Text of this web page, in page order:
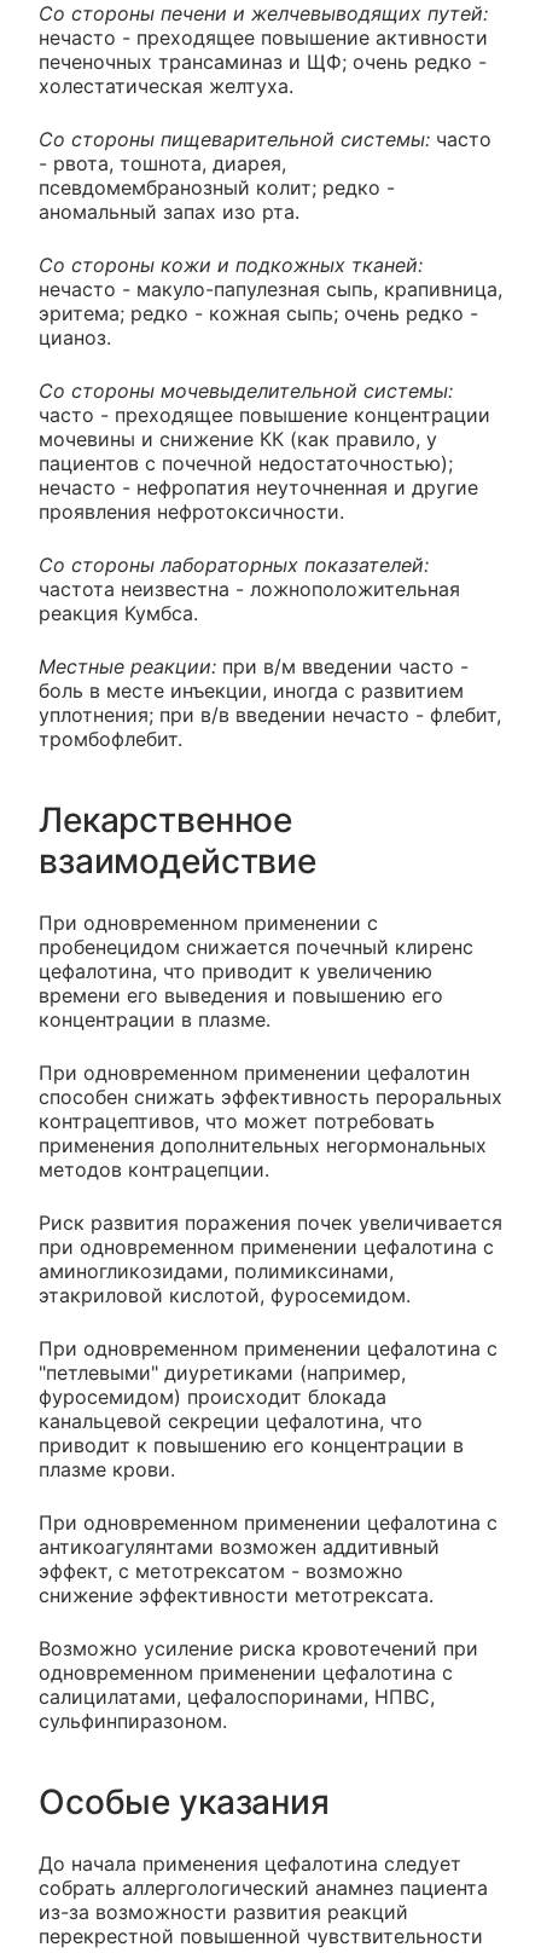
Со стороны печени и желчевыводящих путей:
нечасто - преходящее повышение активности
печеночных трансаминаз и ЩФ; очень редко -
холестатическая желтуха.
Со стороны пищеварительной системы: часто
- рвота, тошнота, диарея,
псевдомембранозный колит; редко -
аномальный запах изо рта.
Со стороны кожи и подкожных тканей:
нечасто - макуло-папулезная сыпь, крапивница,
эритема; редко - кожная сыпь; очень редко -
цианоз.
Со стороны мочевыделительной системы:
часто - преходящее повышение концентрации
мочевины и снижение КК (как правило, у
пациентов с почечной недостаточностью);
нечасто - нефропатия неуточненная и другие
проявления нефротоксичности.
Со стороны лабораторных показателей:
частота неизвестна - ложноположительная
реакция Кумбса.
Местные реакции: при в/м введении часто -
боль в месте инъекции, иногда с развитием
уплотнения; при в/в введении нечасто - флебит,
тромбофлебит.
Лекарственное
взаимодействие
При одновременном применении с
пробенецидом снижается почечный клиренс
цефалотина, что приводит к увеличению
времени его выведения и повышению его
концентрации в плазме.
При одновременном применении цефалотин
способен снижать эффективность пероральных
контрацептивов, что может потребовать
применения дополнительных негормональных
методов контрацепции.
Риск развития поражения почек увеличивается
при одновременном применении цефалотина с
аминогликозидами, полимиксинами,
этакриловой кислотой, фуросемидом.
При одновременном применении цефалотина с
"петлевыми" диуретиками (например,
фуросемидом) происходит блокада
канальцевой секреции цефалотина, что
приводит к повышению его концентрации в
плазме крови.
При одновременном применении цефалотина с
антикоагулянтами возможен аддитивный
эффект, с метотрексатом - возможно
снижение эффективности метотрексата.
Возможно усиление риска кровотечений при
одновременном применении цефалотина с
салицилатами, цефалоспоринами, НПВС,
сульфинпиразоном.
Особые указания
До начала применения цефалотина следует
собрать аллергологический анамнез пациента
из-за возможности развития реакций
перекрестной повышенной чувствительности